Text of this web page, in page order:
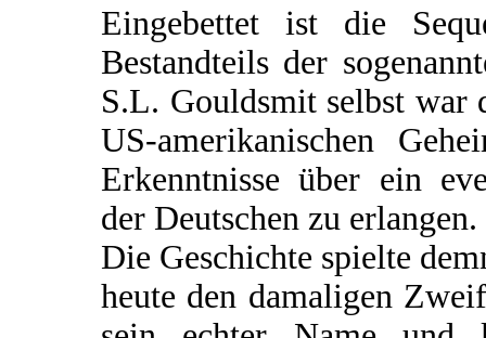
Eingebettet ist die
Bestandteils der
S.L. Gouldsmit selbst war
US-amerikanischen
Erkenntnisse über ein
der Deutschen zu erlangen.
Die Geschichte spielte
heute den damaligen